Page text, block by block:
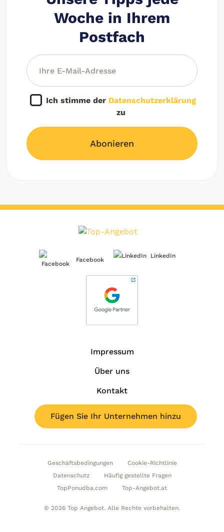
Woche in Ihrem
Postfach
Ich stimme der Datenschutzerklärung
zu
Abonieren
Facebook
LinkedIn
Impressum
Über uns
Kontakt
Fügen Sie Ihr Unternehmen hinzu
Geschäftsbedingungen
Cookie-Richtlinie
Datenschutz
Häufig gestellte Fragen
TopPonudba.com
Top-Angebot.at
© 2026 Top Angebot. Alle Rechte vorbehalten.